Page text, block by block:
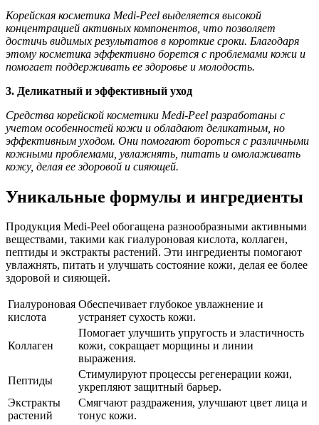
Корейская косметика Medi-Peel выделяется высокой
концентрацией активных компонентов, что позволяет
достичь видимых результатов в короткие сроки. Благодаря
этому косметика эффективно борется с проблемами кожи и
помогает поддерживать ее здоровье и молодость.
3. Деликатный и эффективный уход
Средства корейской косметики Medi-Peel разработаны с
учетом особенностей кожи и обладают деликатным, но
эффективным уходом. Они помогают бороться с различными
кожными проблемами, увлажнять, питать и омолаживать
кожу, делая ее здоровой и сияющей.
Уникальные формулы и ингредиенты
Продукция Medi-Peel обогащена разнообразными активными
веществами, такими как гиалуроновая кислота, коллаген,
пептиды и экстракты растений. Эти ингредиенты помогают
увлажнять, питать и улучшать состояние кожи, делая ее более
здоровой и сияющей.
Гиалуроновая
кислота
Обеспечивает глубокое увлажнение и
устраняет сухость кожи.
Коллаген
Помогает улучшить упругость и эластичность
кожи, сокращает морщины и линии
выражения.
Пептиды
Стимулируют процессы регенерации кожи,
укрепляют защитный барьер.
Экстракты
растений
Смягчают раздражения, улучшают цвет лица и
тонус кожи.